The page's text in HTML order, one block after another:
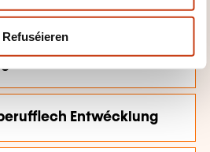
Refuséieren
Entwécklung